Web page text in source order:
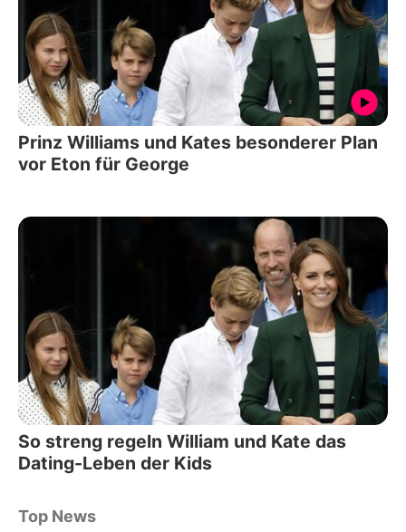
Prinz Williams und Kates besonderer Plan
vor Eton für George
So streng regeln William und Kate das
Dating-Leben der Kids
Top News